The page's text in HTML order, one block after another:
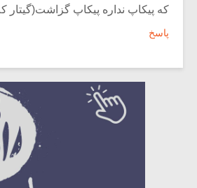
که پیکاپ نداره پیکاپ گزاشت(گیتار
پاسخ